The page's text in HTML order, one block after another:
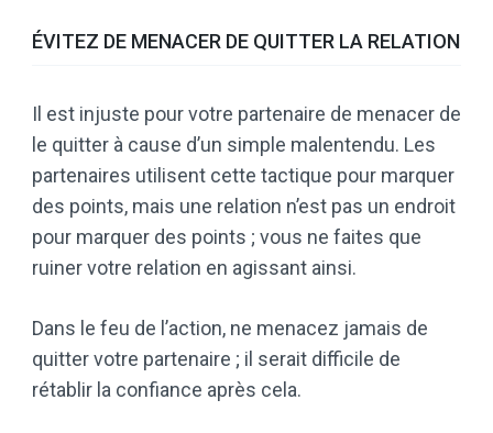
ÉVITEZ DE MENACER DE QUITTER LA RELATION
Il est injuste pour votre partenaire de menacer de
le quitter à cause d’un simple malentendu. Les
partenaires utilisent cette tactique pour marquer
des points, mais une relation n’est pas un endroit
pour marquer des points ; vous ne faites que
ruiner votre relation en agissant ainsi.
Dans le feu de l’action, ne menacez jamais de
quitter votre partenaire ; il serait difficile de
rétablir la confiance après cela.